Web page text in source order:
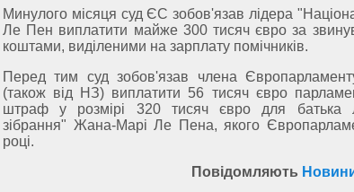
Минулого місяця суд ЄС зобов'язав лідера
Ле Пен виплатити майже 300 тисяч євро за
коштами, виділеними на зарплату помічників.
Перед тим суд зобов'язав члена
(також від НЗ) виплатити 56 тисяч євро
штраф у розмірі 320 тисяч євро для батька
зібрання" Жана-Марі Ле Пена, якого
році.
Повідомляють